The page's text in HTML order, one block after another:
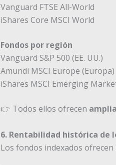
Vanguard FTSE All-World
iShares Core MSCI World
Fondos por región
Vanguard S&P 500 (EE. UU.)
Amundi MSCI Europe (Europa)
iShares MSCI Emerging
👉 Todos ellos ofrecen
6. Rentabilidad histórica de
Los fondos indexados ofrecen